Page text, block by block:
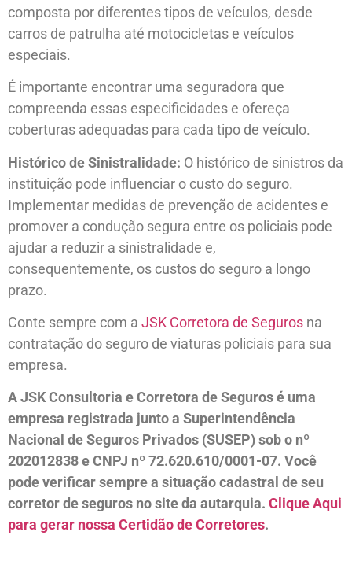
composta por diferentes tipos de veículos, desde
carros de patrulha até motocicletas e veículos
especiais.
É importante encontrar uma seguradora que
compreenda essas especificidades e ofereça
coberturas adequadas para cada tipo de veículo.
Histórico de Sinistralidade: O histórico de sinistros da
instituição pode influenciar o custo do seguro.
Implementar medidas de prevenção de acidentes e
promover a condução segura entre os policiais pode
ajudar a reduzir a sinistralidade e,
consequentemente, os custos do seguro a longo
prazo.
Conte sempre com a JSK Corretora de Seguros na
contratação do seguro de viaturas policiais para sua
empresa.
A JSK Consultoria e Corretora de Seguros é uma
empresa registrada junto a Superintendência
Nacional de Seguros Privados (SUSEP) sob o nº
202012838 e CNPJ nº 72.620.610/0001-07. Você
pode verificar sempre a situação cadastral de seu
corretor de seguros no site da autarquia. Clique Aqui
para gerar nossa Certidão de Corretores.